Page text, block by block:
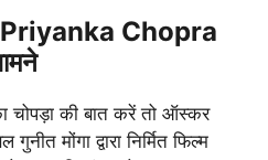
Chopra
चोपड़ा की बात करें तो ऑस्कर
मोंगा द्वारा निर्मित फिल्म